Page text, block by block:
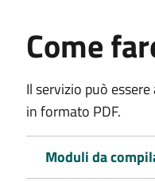
Come
Il servizio può
in formato PDF.
Moduli da